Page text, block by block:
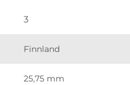
3
Finnland
25,75 mm